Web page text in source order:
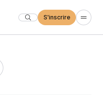
S'inscrire